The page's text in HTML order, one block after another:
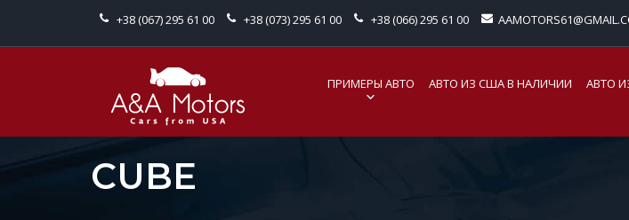
+38 (067) 295 61 00 +38 (073) 295 61 00 +38 (066) 295 61 00
ПРИМЕРЫ АВТО АВТО ИЗ США В НАЛИЧИИ АВТО
CUBE